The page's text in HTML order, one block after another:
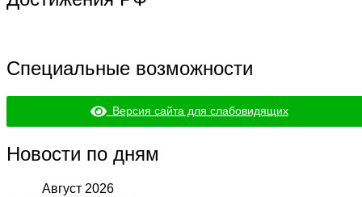
Специальные возможности
Версия сайта для слабовидящих
Новости по дням
Август 2026